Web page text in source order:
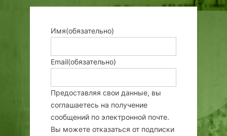
Имя(обязательно)
Email(обязательно)
Предоставляя свои данные, вы
соглашаетесь на получение
сообщений по электронной почте.
Вы можете отказаться от подписки